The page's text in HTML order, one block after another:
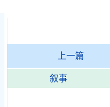
上一篇
叙事